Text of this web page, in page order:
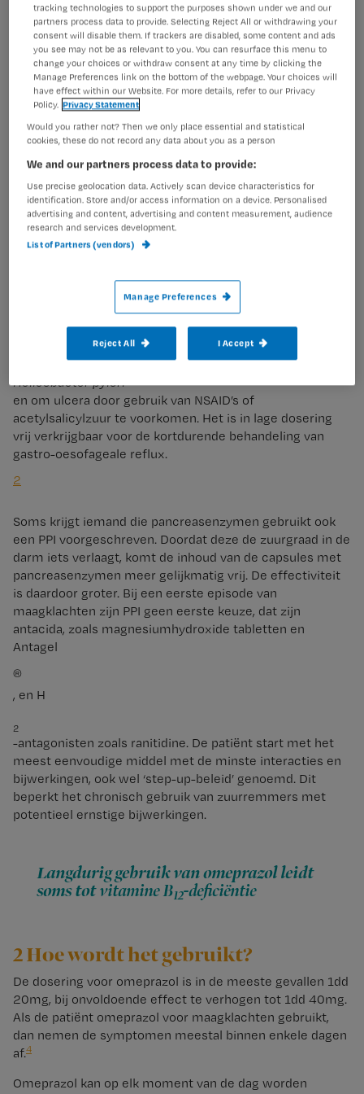
(NL), Omecat®(NL), Sedacid®(B), Acidcare®(B)) behoort
tot de groep protonpompremmers (proton pump
inhibitor, PPI), net als esomeprazol, lansoprazol,
pantoprazol, en rabeprazol. Deze middelen verminderen
de secretie van maagzuur door remming van het enzym
/K+-ATP-ase, de protonpomp, in de pariëtale cellen in
het maagslijmvlies.
Er zijn subtiele verschillen tussen deze middelen wat
betreft het bijwerkingenprofiel, interacties met andere
geneesmiddelen en indicaties. Ook werkt rabeprazol wat
langer dan de andere PPI’s. Omdat omeprazol het meest
wordt voorgeschreven richt dit artikel zich daarop.
Omeprazol wordt voorgeschreven bij gastro-oesofageale
de eradicatie van
Helicobacter pylori
en om ulcera door gebruik van NSAID’s of
acetylsalicylzuur te voorkomen. Het is in lage dosering
vrij verkrijgbaar voor de kortdurende behandeling van
gastro-oesofageale reflux.
2
Soms krijgt iemand die pancreasenzymen gebruikt ook
een PPI voorgeschreven. Doordat deze de zuurgraad in de
darm iets verlaagt, komt de inhoud van de capsules met
pancreasenzymen meer gelijkmatig vrij. De effectiviteit
is daardoor groter. Bij een eerste episode van
maagklachten zijn PPI geen eerste keuze, dat zijn
antacida, zoals magnesiumhydroxide tabletten en
Antagel
®
, en H
2
-antagonisten zoals ranitidine. De patiënt start met het
meest eenvoudige middel met de minste interacties en
bijwerkingen, ook wel ‘step-up-beleid’ genoemd. Dit
beperkt het chronisch gebruik van zuurremmers met
potentieel ernstige bijwerkingen.
Langdurig gebruik van omeprazol leidt
soms totvitamine B12-deficiëntie
2 Hoe wordt het gebruikt?
De dosering voor omeprazol is in de meeste gevallen 1dd
20mg, bij onvoldoende effect te verhogen tot 1dd 40mg.
Als de patiënt omeprazol voor maagklachten gebruikt,
dan nemen de symptomen meestal binnen enkele dagen
af.4
Omeprazol kan op elk moment van de dag worden
tracking technologies to support the purposes shown under we and our
partners process data to provide. Selecting Reject All or withdrawing your
consent will disable them. If trackers are disabled, some content and ads
you see may not be as relevant to you. You can resurface this menu to
change your choices or withdraw consent at any time by clicking the
Manage Preferences link on the bottom of the webpage. Your choices will
have effect within our Website. For more details, refer to our Privacy
Policy. Privacy Statement
Would you rather not? Then we only place essential and statistical
cookies, these do not record any data about you as a person
We and our partners process data to provide:
Use precise geolocation data. Actively scan device characteristics for
identification. Store and/or access information on a device. Personalised
advertising and content, advertising and content measurement, audience
research and services development.
List of Partners (vendors)
Manage Preferences
Reject All I Accept